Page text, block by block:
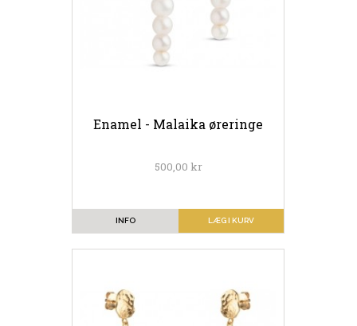
Enamel - Malaika øreringe
500,00 kr
LÆG I KURV
INFO